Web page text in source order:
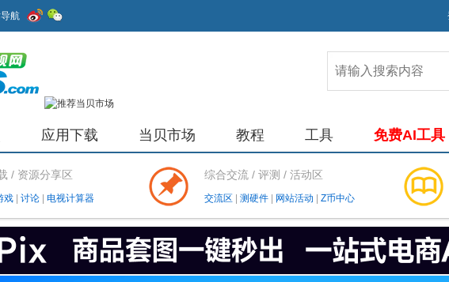
航
应用下载 当贝市场 教程 工具 免费AI工具
/ 资源分享区
戏 讨论 电视计算器
综合交流 / 评测 / 活动区
交流区 测硬件 网站活动 Z币中心